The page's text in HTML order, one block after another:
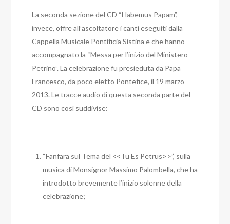
La seconda sezione del CD “Habemus Papam”,
invece, offre all’ascoltatore i canti eseguiti dalla
Cappella Musicale Pontificia Sistina e che hanno
accompagnato la “Messa per l’inizio del Ministero
Petrino”. La celebrazione fu presieduta da Papa
Francesco, da poco eletto Pontefice, il 19 marzo
2013. Le tracce audio di questa seconda parte del
CD sono così suddivise:
“Fanfara sul Tema del <<Tu Es Petrus>>”, sulla
musica di Monsignor Massimo Palombella, che ha
introdotto brevemente l’inizio solenne della
celebrazione;